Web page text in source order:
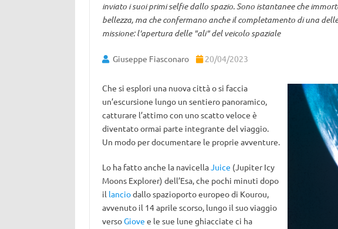
inviato i suoi primi selfie dallo spazio. Sono istantanee che
bellezza, ma che confermano anche il completamento di una
missione: l'apertura delle "ali" del veicolo spaziale
Giuseppe Fiasconaro 20/04/2023
Che si esplori una nuova città o si faccia
un’escursione lungo un sentiero panoramico,
catturare l’attimo con uno scatto veloce è
diventato ormai parte integrante del viaggio.
Un modo per documentare le proprie avventure.
Lo ha fatto anche la navicellaJuice (Jupiter Icy
Moons Explorer) dell’Esa, che pochi minuti dopo
il lanciodallo spazioporto europeo di Kourou,
avvenuto il 14 aprile scorso, lungo il suo viaggio
versoGiove e le sue lune ghiacciate ci ha